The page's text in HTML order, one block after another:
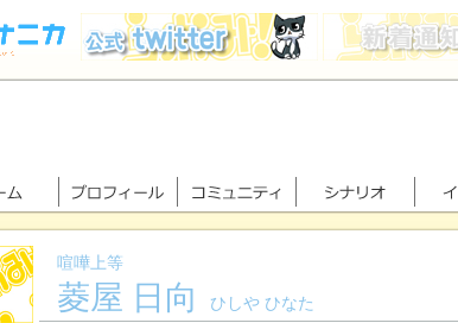
喧嘩上等
菱屋 日向 ひしや ひなた